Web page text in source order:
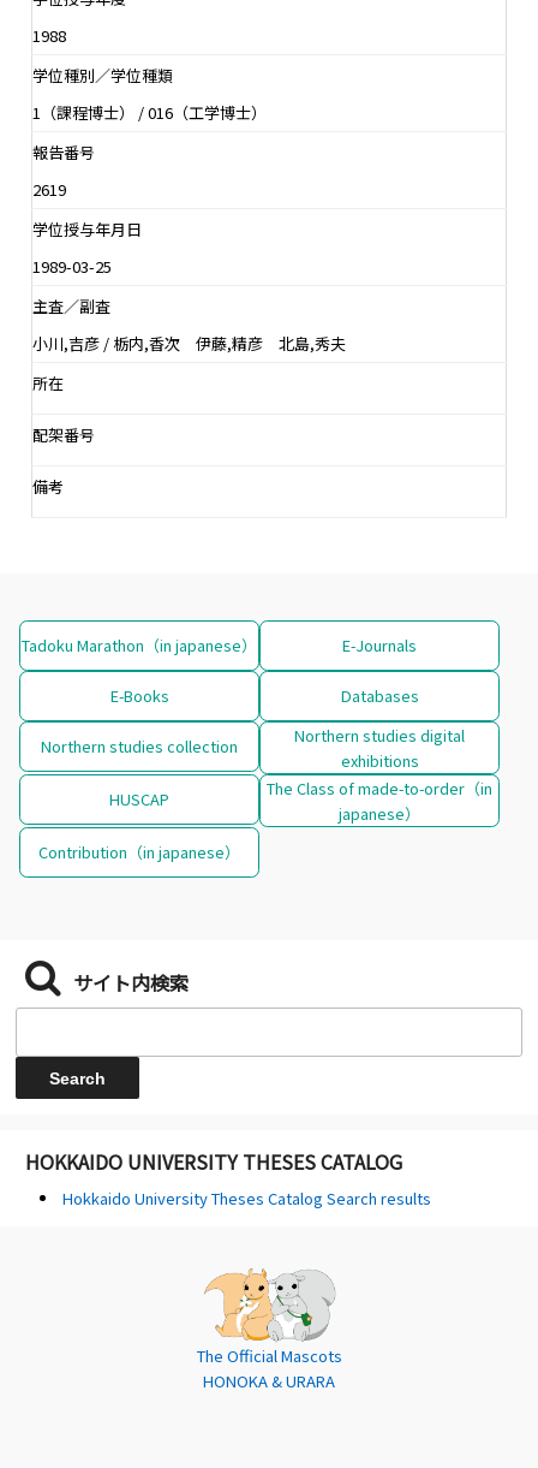
1988
学位種別／学位種類
1（課程博士） / 016（工学博士）
報告番号
2619
学位授与年月日
1989-03-25
主査／副査
小川,吉彦 / 栃内,香次 伊藤,精彦 北島,秀夫
所在
配架番号
備考
Tadoku Marathon（in japanese） E-Journals
E-Books Databases
Northern studies collection
Northern studies digital
exhibitions
HUSCAP
The Class of made-to-order（in
japanese）
Contribution（in japanese）
サイト内検索
HOKKAIDO UNIVERSITY THESES CATALOG
Hokkaido University Theses Catalog Search results
The Official Mascots
HONOKA & URARA